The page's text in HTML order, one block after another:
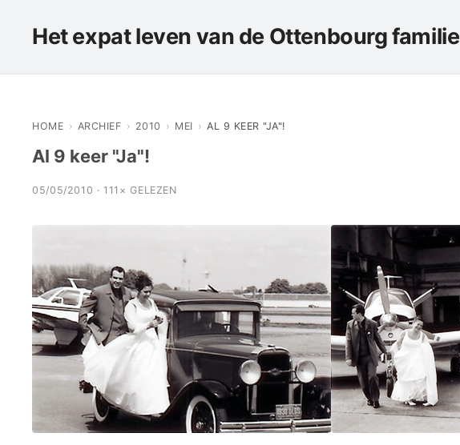
Het expat leven van de Ottenbourg familie
HOME › ARCHIEF › 2010 › MEI › AL 9 KEER "JA"!
Al 9 keer "Ja"!
05/05/2010 · 111× GELEZEN